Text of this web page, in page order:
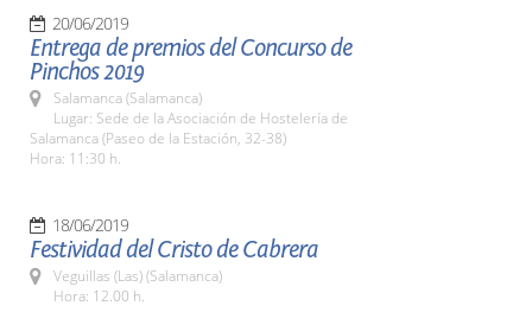
20/06/2019
Entrega de premios del Concurso de
Pinchos 2019
Salamanca (Salamanca)
Lugar: Sede de la Asociación de Hostelería de
Salamanca (Paseo de la Estación, 32-38)
Hora: 11:30 h.
18/06/2019
Festividad del Cristo de Cabrera
Veguillas (Las) (Salamanca)
Hora: 12.00 h.